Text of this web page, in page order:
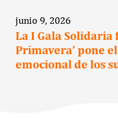
junio 9, 2026
La I Gala Solidaria
Primavera’ pone
emocional de los